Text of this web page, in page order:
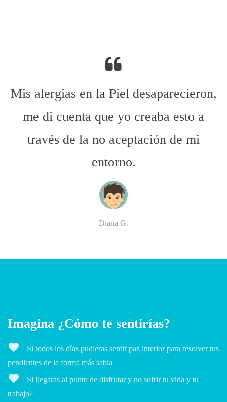
Mis alergias en la Piel desaparecieron,
me di cuenta que yo creaba esto a
través de la no aceptación de mi
entorno.
Diana G.
Imagina ¿Cómo te sentirías?
favorite
Si todos los días pudieras sentir paz interior para resolver tus
pendientes de la forma más sabia
favorite
Si llegaras al punto de disfrutar y no sufrir tu vida y tu
trabajo?